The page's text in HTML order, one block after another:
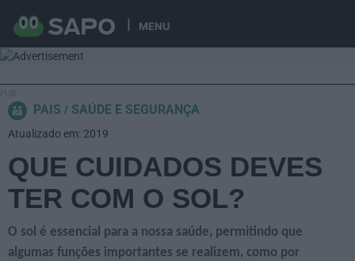
MENU
PAIS SAÚDE E SEGURANÇA
QUE CUIDADOS DEVES
TER COM O SOL?
O sol é essencial para a nossa saúde, permitindo que
algumas funções importantes se realizem, como por
Atualizado em: 2019